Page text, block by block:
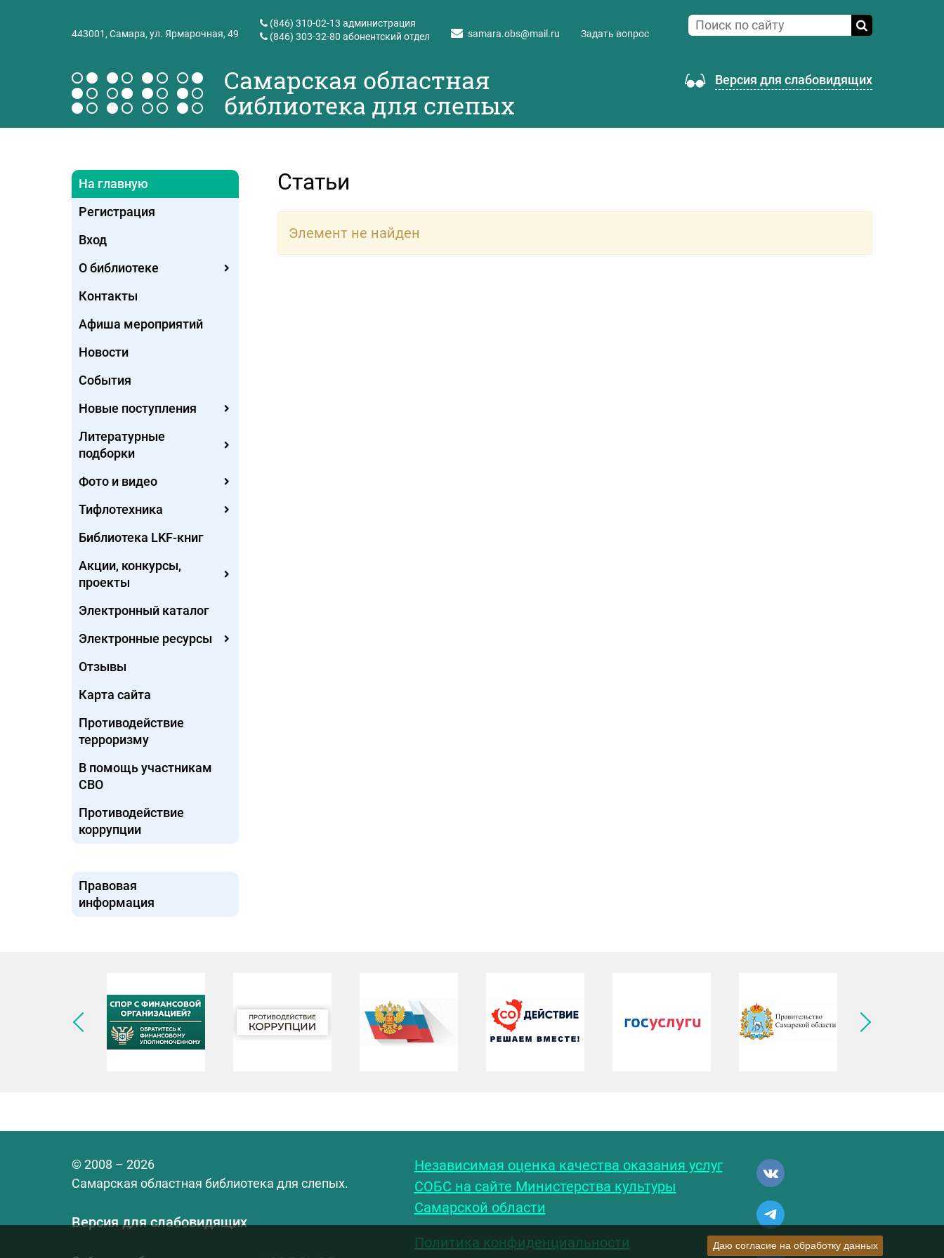
443001, Самара, ул. Ярмарочная, 49
(846) 310-02-13 администрация
(846) 303-32-80 абонентский отдел samara.obs@mail.ru Задать вопрос
Самарская областная
библиотека для слепых
Версия для слабовидящих
На главную
Регистрация
Вход
О библиотеке
Контакты
Афиша мероприятий
Новости
События
Новые поступления
Литературные
подборки
Фото и видео
Тифлотехника
Библиотека LKF-книг
Акции, конкурсы,
проекты
Электронный каталог
Электронные ресурсы
Отзывы
Карта сайта
Противодействие
терроризму
В помощь участникам
СВО
Противодействие
коррупции
Правовая
информация
Статьи
Элемент не найден
Следующее изображение
© 2008 – 2026
Самарская областная библиотека для слепых.
Версия для слабовидящих
Независимая оценка качества оказания услуг
СОБС на сайте Министерства культуры
Самарской области
Политика конфиденциальности Даю согласие на обработку данных